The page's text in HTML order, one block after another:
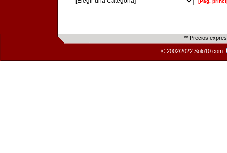
** Precios
© 2002/2022 Solo10.com